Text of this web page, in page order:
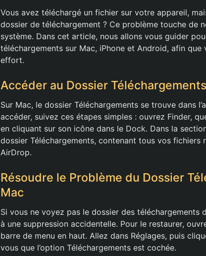
Vous avez téléchargé un fichier sur votre appareil,
dossier de téléchargement ? Ce problème touche de
système. Dans cet article, nous allons vous guider
téléchargements sur Mac, iPhone et Android, afin
effort.
Accéder au Dossier
Sur Mac, le dossier Téléchargements se trouve dans
accéder, suivez ces étapes simples : ouvrez Finder,
en cliquant sur son icône dans le Dock. Dans la
dossier Téléchargements, contenant tous vos fichiers
AirDrop.
Résoudre le Problème du Dossier
Mac
Si vous ne voyez pas le dossier des téléchargements
à une suppression accidentelle. Pour le restaurer,
barre de menu en haut. Allez dans Réglages, puis
vous que l’option Téléchargements est cochée.